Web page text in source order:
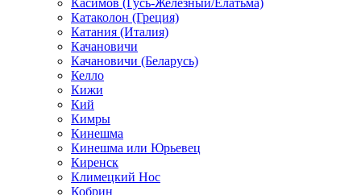
Касимов (Гусь-Железный/Елатьма)
Катаколон (Греция)
Катания (Италия)
Качановичи
Качановичи (Беларусь)
Келло
Кижи
Кий
Кимры
Кинешма
Кинешма или Юрьевец
Киренск
Климецкий Нос
Кобрин